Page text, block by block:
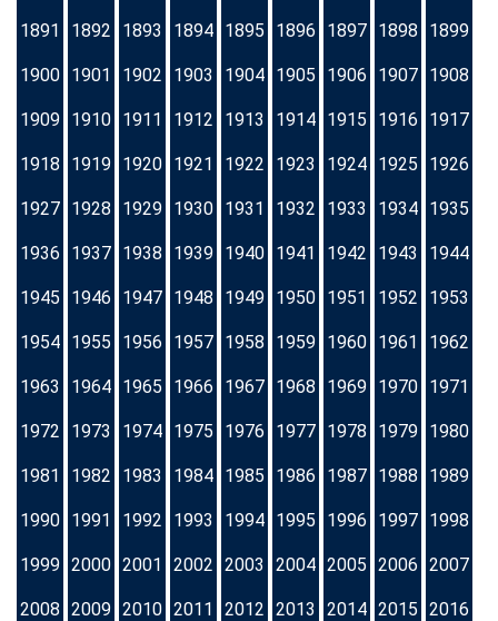
1891 1892 1893 1894 1895 1896 1897 1898 1899
1900 1901 1902 1903 1904 1905 1906 1907 1908
1909 1910 1911 1912 1913 1914 1915 1916 1917
1918 1919 1920 1921 1922 1923 1924 1925 1926
1927 1928 1929 1930 1931 1932 1933 1934 1935
1936 1937 1938 1939 1940 1941 1942 1943 1944
1945 1946 1947 1948 1949 1950 1951 1952 1953
1954 1955 1956 1957 1958 1959 1960 1961 1962
1963 1964 1965 1966 1967 1968 1969 1970 1971
1972 1973 1974 1975 1976 1977 1978 1979 1980
1981 1982 1983 1984 1985 1986 1987 1988 1989
1990 1991 1992 1993 1994 1995 1996 1997 1998
1999 2000 2001 2002 2003 2004 2005 2006 2007
2008 2009 2010 2011 2012 2013 2014 2015 2016